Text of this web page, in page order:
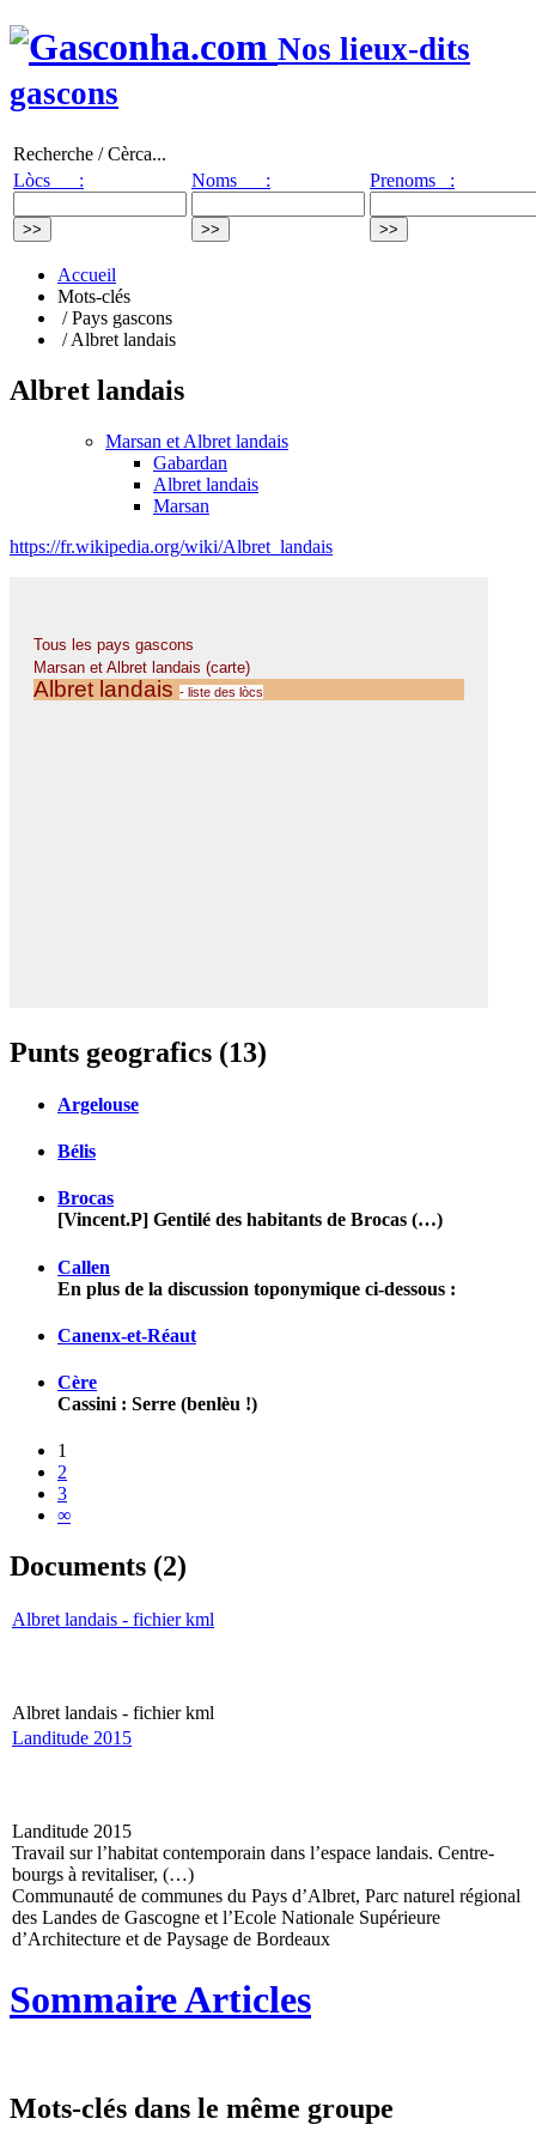
Nos lieux-dits
gascons
Recherche / Cèrca...
Lòcs :
Noms : Prenoms :
Accueil
Mots-clés
/ Pays gascons
/ Albret landais
Albret landais
Marsan et Albret landais
Gabardan
Albret landais
Marsan
https://fr.wikipedia.org/wiki/Albret_landais
Punts geografics (13)
Argelouse
Bélis
Brocas
[Vincent.P] Gentilé des habitants de Brocas (…)
Callen
En plus de la discussion toponymique ci-dessous :
Canenx-et-Réaut
Cère
Cassini : Serre (benlèu !)
1
2
3
∞
Documents (2)
Albret landais - fichier kml
Albret landais - fichier kml
Landitude 2015
Landitude 2015
Travail sur l’habitat contemporain dans l’espace landais. Centre-
bourgs à revitaliser, (…)
Communauté de communes du Pays d’Albret, Parc naturel régional
des Landes de Gascogne et l’Ecole Nationale Supérieure
d’Architecture et de Paysage de Bordeaux
Sommaire Articles
Mots-clés dans le même groupe